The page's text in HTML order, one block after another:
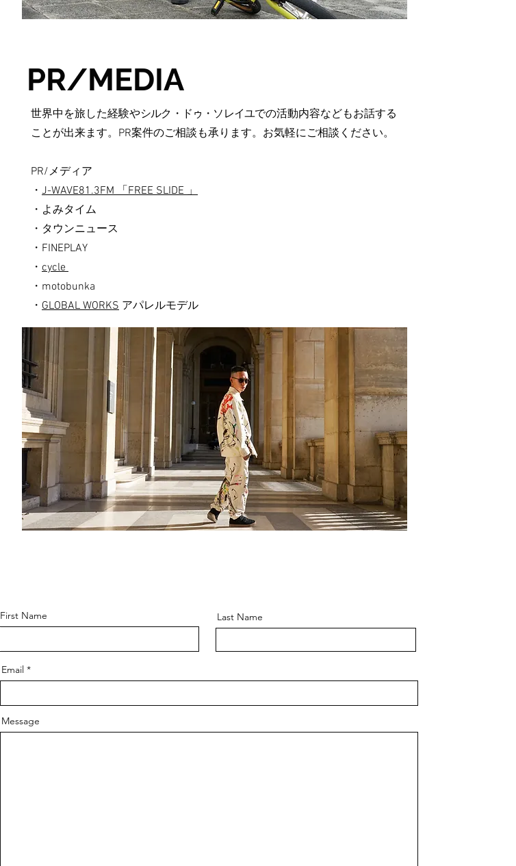
PR/MEDIA
世界中を旅した経験やシルク・ドゥ・ソレイユでの活動内容などもお話する
ことが出来ます。PR案件のご相談も承ります。お気軽にご相談ください。
PR/メディア
​・ J-WAVE81.3FM 「FREE SLIDE 」
・よみタイム
・タウンニュース
・FINEPLAY
・ cycle
・motobunka
・ GLOBAL WORKS アパレルモデル
First Name Last Name
Email
Message